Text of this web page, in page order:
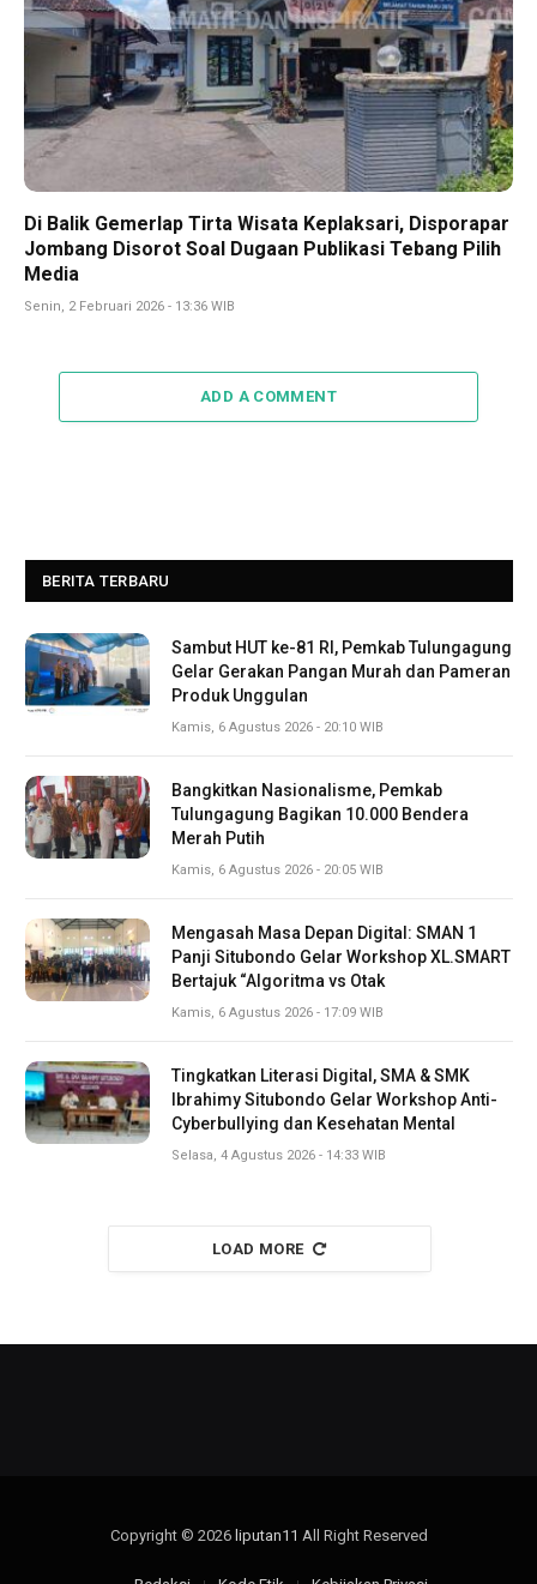
Di Balik Gemerlap Tirta Wisata Keplaksari, Disporapar
Jombang Disorot Soal Dugaan Publikasi Tebang Pilih
Media
Senin, 2 Februari 2026 - 13:36 WIB
ADD A COMMENT
BERITA TERBARU
Sambut HUT ke-81 RI, Pemkab Tulungagung
Gelar Gerakan Pangan Murah dan Pameran
Produk Unggulan
Kamis, 6 Agustus 2026 - 20:10 WIB
Bangkitkan Nasionalisme, Pemkab
Tulungagung Bagikan 10.000 Bendera
Merah Putih
Kamis, 6 Agustus 2026 - 20:05 WIB
Mengasah Masa Depan Digital: SMAN 1
Panji Situbondo Gelar Workshop XL.SMART
Bertajuk “Algoritma vs Otak
Kamis, 6 Agustus 2026 - 17:09 WIB
Tingkatkan Literasi Digital, SMA & SMK
Ibrahimy Situbondo Gelar Workshop Anti-
Cyberbullying dan Kesehatan Mental
Selasa, 4 Agustus 2026 - 14:33 WIB
LOAD MORE
Copyright © 2026 liputan11 All Right Reserved